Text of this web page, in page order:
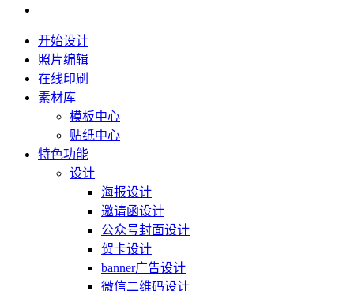
开始设计
照片编辑
在线印刷
素材库
模板中心
贴纸中心
特色功能
设计
海报设计
邀请函设计
公众号封面设计
贺卡设计
banner广告设计
微信二维码设计